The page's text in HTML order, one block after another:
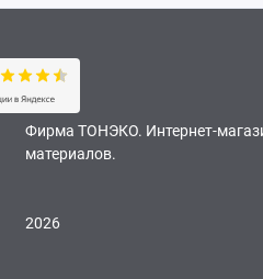
Фирма ТОНЭКО. Интернет-
материалов.
2026